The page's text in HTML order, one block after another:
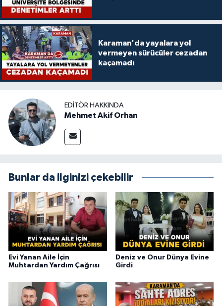
Karaman'da yayalara yol
vermeyen sürücüler cezadan
kaçamadı
EDITÖR HAKKINDA
Mehmet Akif Orhan
Bunlar da ilginizi çekebilir
Evi Yanan Aile İçin
Muhtardan Yardım Çağrısı
Deniz ve Onur Dünya Evine
Girdi